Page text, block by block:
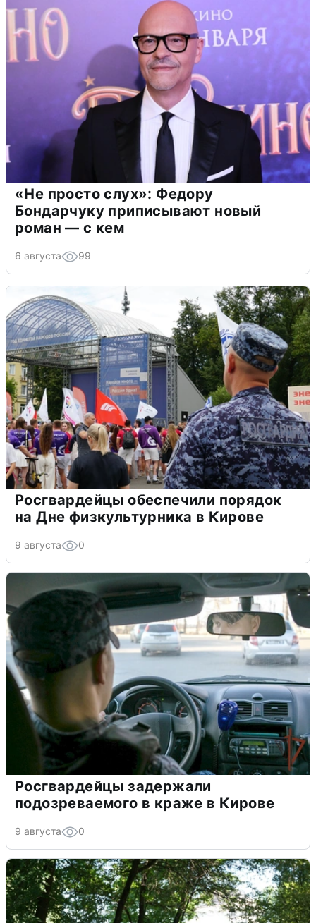
«Не просто слух»: Федору
Бондарчуку приписывают новый
роман — с кем
6 августа 99
Росгвардейцы обеспечили порядок
на Дне физкультурника в Кирове
9 августа 0
Росгвардейцы задержали
подозреваемого в краже в Кирове
9 августа 0